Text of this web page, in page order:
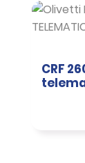
CRF